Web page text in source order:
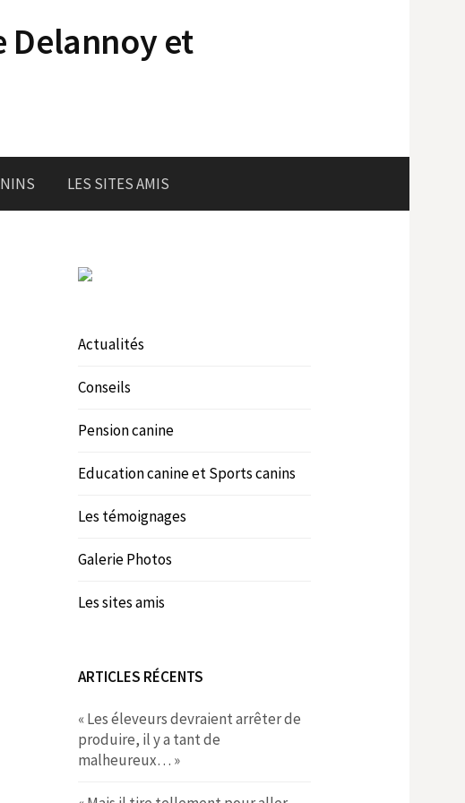
Delannoy et
LES SITES AMIS
Actualités
Conseils
Pension canine
Education canine et Sports canins
Les témoignages
Galerie Photos
Les sites amis
ARTICLES RÉCENTS
« Les éleveurs devraient arrêter de
produire, il y a tant de
malheureux… »